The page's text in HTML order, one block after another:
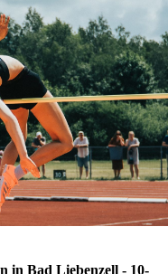
in Bad Liebenzell - 10-